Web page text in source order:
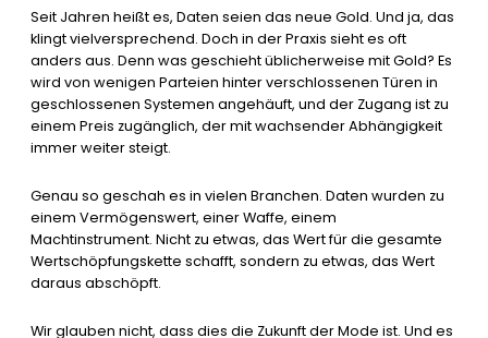
Seit Jahren heißt es, Daten seien das neue Gold. Und ja, das
klingt vielversprechend. Doch in der Praxis sieht es oft
anders aus. Denn was geschieht üblicherweise mit Gold? Es
wird von wenigen Parteien hinter verschlossenen Türen in
geschlossenen Systemen angehäuft, und der Zugang ist zu
einem Preis zugänglich, der mit wachsender Abhängigkeit
immer weiter steigt.
Genau so geschah es in vielen Branchen. Daten wurden zu
einem Vermögenswert, einer Waffe, einem
Machtinstrument. Nicht zu etwas, das Wert für die gesamte
Wertschöpfungskette schafft, sondern zu etwas, das Wert
daraus abschöpft.
Wir glauben nicht, dass dies die Zukunft der Mode ist. Und es